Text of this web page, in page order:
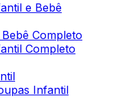
e Bebê
Completo
Completo
Infantil